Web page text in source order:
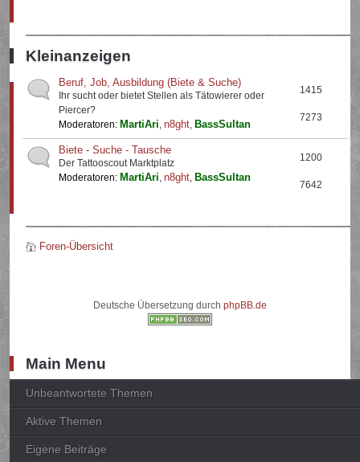
Kleinanzeigen
Beruf, Job, Ausbildung (Biete & Suche)
Ihr sucht oder bietet Stellen als Tätowierer oder
Piercer?
Moderatoren: MartiAri,n8ght, BassSultan
1415
7273
Biete - Suche - Tausche
Der Tattooscout Marktplatz
Moderatoren: MartiAri,n8ght, BassSultan
1200
7642
Foren-Übersicht
Deutsche Übersetzung durch phpBB.de
Main Menu
Unbeantwortete Themen
Aktive Themen
Eigene Beiträge